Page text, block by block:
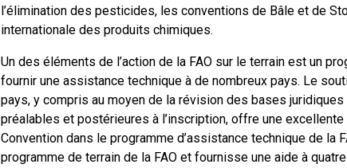
l’élimination des pesticides, les conventions de Bâle et de
internationale des produits chimiques.
Un des éléments de l’action de la FAO sur le terrain est un
fournir une assistance technique à de nombreux pays. Le
pays, y compris au moyen de la révision des bases
préalables et postérieures à l’inscription, offre une
Convention dans le programme d’assistance technique de la
programme de terrain de la FAO et fournisse une aide à